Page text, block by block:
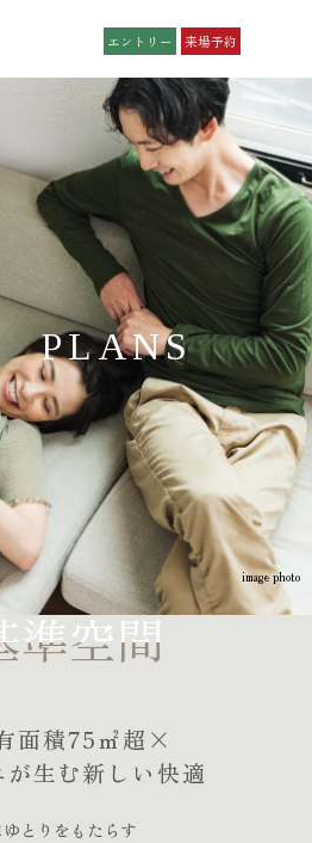
エントリー 来場予約
Residence
レジデンス
Location
ロケーション
Premium
プレミアムプランNEW
Quality
設備仕様 NEW
Brand
ブランド
Outline
物件概要
PLANS
準空間
準空間
面積75㎡超×
生む新しい快適
ゆとりをもたらす